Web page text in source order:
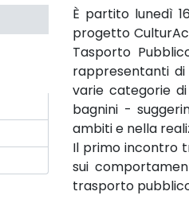
È partito lunedì
progetto
Tasporto
rappresentanti di
varie categorie
bagnini -
ambiti e nella
Il primo incontro
sui
trasporto